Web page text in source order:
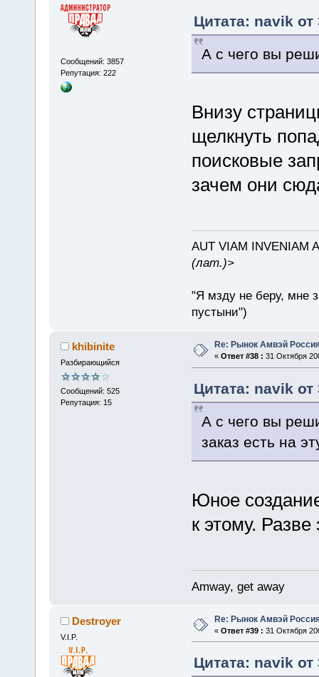
Сообщений: 3857
Репутация: 222
Цитата: navik от
А с чего вы
Внизу
щелкнуть
поисковые
зачем они
AUT VIAM INVENIAM
(лат.)>
"Я мзду не беру, мне
пустыни")
khibinite
Разбирающийся
Сообщений: 525
Репутация: 15
Re: Рынок Амвэй
« Ответ #38 : 31 Октября
Цитата: navik от
А с чего вы
заказ есть на
Юное
к этому.
Amway, get away
Destroyer
V.I.P.
Re: Рынок Амвэй
« Ответ #39 : 31 Октября
Цитата: navik от